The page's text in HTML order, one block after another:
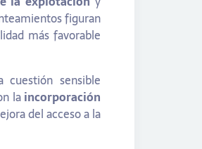
figuran
más favorable
cuestión sensible
laincorporación
del acceso a la